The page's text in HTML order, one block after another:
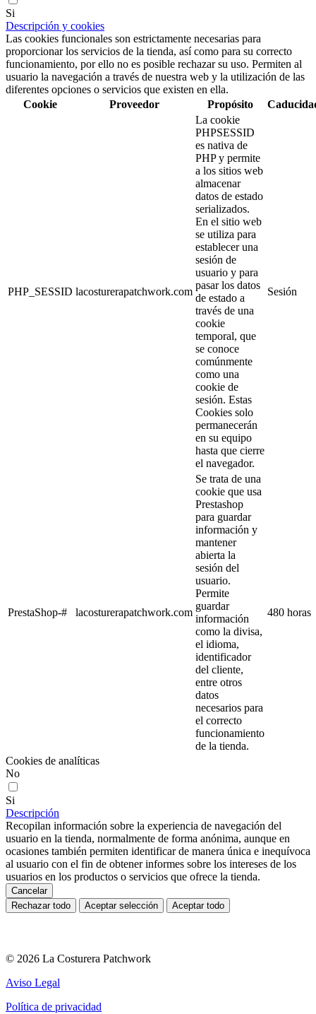
Si
Descripción y cookies
Las cookies funcionales son estrictamente necesarias para
proporcionar los servicios de la tienda, así como para su correcto
funcionamiento, por ello no es posible rechazar su uso. Permiten al
usuario la navegación a través de nuestra web y la utilización de las
diferentes opciones o servicios que existen en ella.
Cookie
Proveedor Propósito
PHP_SESSID lacosturerapatchwork.com
La cookie
PHPSESSID
es nativa de
PHP y permite
a los sitios web
almacenar
datos de estado
serializados.
En el sitio web
se utiliza para
establecer una
sesión de
usuario y para
pasar los datos
de estado a
través de una
cookie
temporal, que
se conoce
comúnmente
como una
cookie de
sesión. Estas
Cookies solo
permanecerán
en su equipo
hasta que cierre
el navegador.
Sesión
PrestaShop-# lacosturerapatchwork.com
Se trata de una
cookie que usa
Prestashop
para guardar
información y
mantener
abierta la
sesión del
usuario.
Permite
guardar
información
como la divisa,
el idioma,
identificador
del cliente,
entre otros
datos
necesarios para
el correcto
funcionamiento
de la tienda.
480 horas
Cookies de analíticas
No
Si
Descripción
Recopilan información sobre la experiencia de navegación del
usuario en la tienda, normalmente de forma anónima, aunque en
ocasiones también permiten identificar de manera única e inequívoca
al usuario con el fin de obtener informes sobre los intereses de los
usuarios en los productos o servicios que ofrece la tienda.
Cancelar
Rechazar todo
Aceptar selección Aceptar todo
© 2026 La Costurera Patchwork
Aviso Legal
Política de privacidad